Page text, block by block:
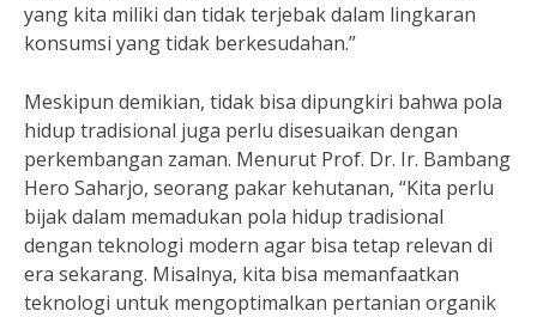
yang kita miliki dan tidak terjebak dalam lingkaran
konsumsi yang tidak berkesudahan.”
Meskipun demikian, tidak bisa dipungkiri bahwa pola
hidup tradisional juga perlu disesuaikan dengan
perkembangan zaman. Menurut Prof. Dr. Ir. Bambang
Hero Saharjo, seorang pakar kehutanan, “Kita perlu
bijak dalam memadukan pola hidup tradisional
dengan teknologi modern agar bisa tetap relevan di
era sekarang. Misalnya, kita bisa memanfaatkan
teknologi untuk mengoptimalkan pertanian organik